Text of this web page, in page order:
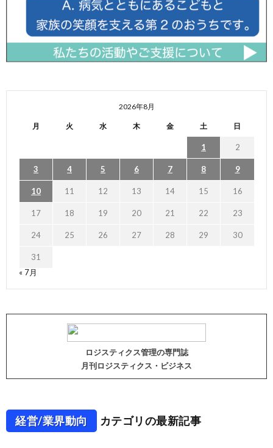
2026年8月
月 火 水 木 金 土 日
1 2
3 4 5 6 7 8 9
10 11 12 13 14 15 16
17 18 19 20 21 22 23
24 25 26 27 28 29 30
31
« 7月
ロジスティクス管理の専門誌
月刊ロジスティクス・ビジネス
経営/業界動向 カテゴリの最新記事